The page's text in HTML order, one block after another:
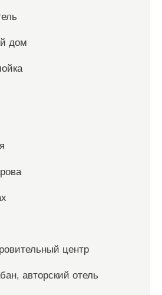
дом
центр
авторский отель